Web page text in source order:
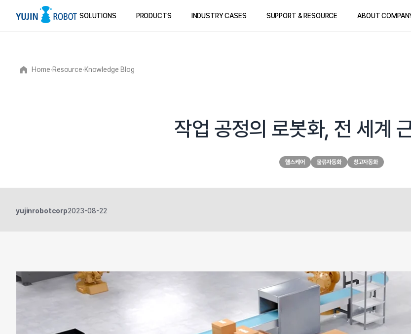
SOLUTIONS PRODUCTS INDUSTRY CASES SUPPORT & RESOURCE ABOUT
Home∙Resource∙Knowledge Blog
작업 공정의 로봇화, 전 세계
헬스케어 물류자동화 창고자동화
yujinrobotcorp2023-08-22